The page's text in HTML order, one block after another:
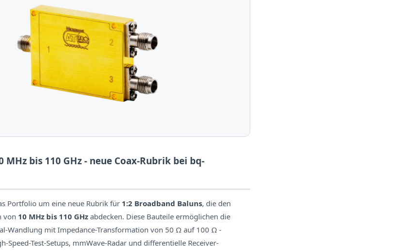
MHz bis 110 GHz - neue Coax-Rubrik bei bq-
Portfolio um eine neue Rubrik für 1:2 Broadband Baluns, die den
von 10 MHz bis 110 GHz abdecken. Diese Bauteile ermöglichen die
Wandlung mit Impedance-Transformation von 50 Ω auf 100 Ω -
Speed-Test-Setups, mmWave-Radar und differentielle Receiver-